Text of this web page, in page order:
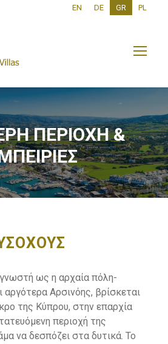
EN DE GR PL
ΠΕΡΙΟΧΗ &
ως η αρχαία πόλη-
αργότερα Αρσινόης, βρίσκεται
της Κύπρου, στην επαρχία
περιοχή της
να δεσπόζει στα δυτικά. Το